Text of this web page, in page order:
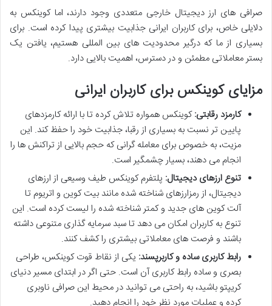
صرافی های ارز دیجیتال خارجی متعددی وجود دارند، اما کوینکس به
دلایلی خاص، برای کاربران ایرانی جذابیت بیشتری پیدا کرده است. برای
بسیاری از ما که درگیر محدودیت های بین المللی هستیم، یافتن یک
بستر معاملاتی مطمئن و در دسترس، اهمیت بالایی دارد.
مزایای کوینکس برای کاربران ایرانی
کارمزد رقابتی:کوینکس همواره تلاش کرده تا با ارائه کارمزدهای
پایین تر نسبت به بسیاری از رقبا، جذابیت خود را حفظ کند. این
مزیت، به خصوص برای معامله گرانی که حجم بالایی از تراکنش ها را
انجام می دهند، بسیار چشمگیر است.
تنوع ارزهای دیجیتال: پلتفرم کوینکس طیف وسیعی از ارزهای
دیجیتال، از رمزارزهای شناخته شده مانند بیت کوین و اتریوم تا
آلت کوین های جدید و کمتر شناخته شده را لیست کرده است. این
تنوع به کاربران امکان می دهد تا سبد سرمایه گذاری متنوعی داشته
باشند و فرصت های معاملاتی بیشتری را کشف کنند.
رابط کاربری ساده و کاربرپسند: یکی از نقاط قوت کوینکس، طراحی
بصری و ساده رابط کاربری آن است. حتی اگر در ابتدای مسیر دنیای
کریپتو باشید، به راحتی می توانید در محیط این صرافی ناوبری
کرده و عملیات مورد نظر خود را انجام دهید.